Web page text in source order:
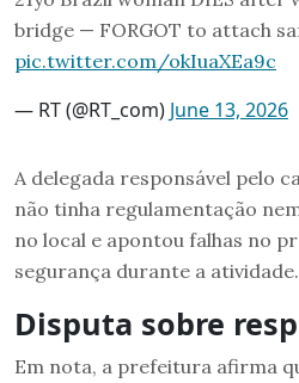
bridge — FORGOT to attach
pic.twitter.com/okIuaXEa9c
— RT (@RT_com) June 13, 2026
A delegada responsável pelo
não tinha regulamentação
no local e apontou falhas no
segurança durante a atividade.
Disputa sobre
Em nota, a prefeitura afirma